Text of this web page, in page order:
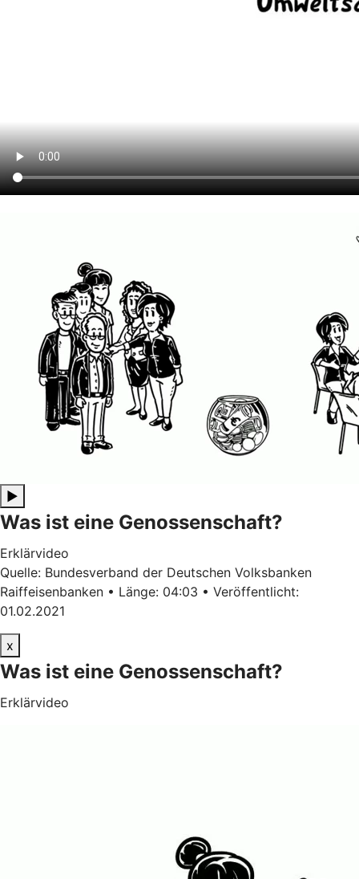
▶
Was ist eine Genossenschaft?
Erklärvideo
Quelle: Bundesverband der Deutschen Volksbanken
Raiffeisenbanken • Länge: 04:03 • Veröffentlicht:
01.02.2021
x
Was ist eine Genossenschaft?
Erklärvideo